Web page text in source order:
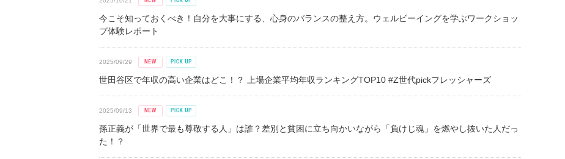
今こそ知っておくべき！自分を大事にする、心身のバランスの整え方。ウェルビーイングを学ぶワークショッ
プ体験レポート
2025/09/29
世田谷区で年収の高い企業はどこ！？ 上場企業平均年収ランキングTOP10 #Z世代pickフレッシャーズ
2025/09/13
孫正義が「世界で最も尊敬する人」は誰？差別と貧困に立ち向かいながら「負けじ魂」を燃やし抜いた人だっ
た！？